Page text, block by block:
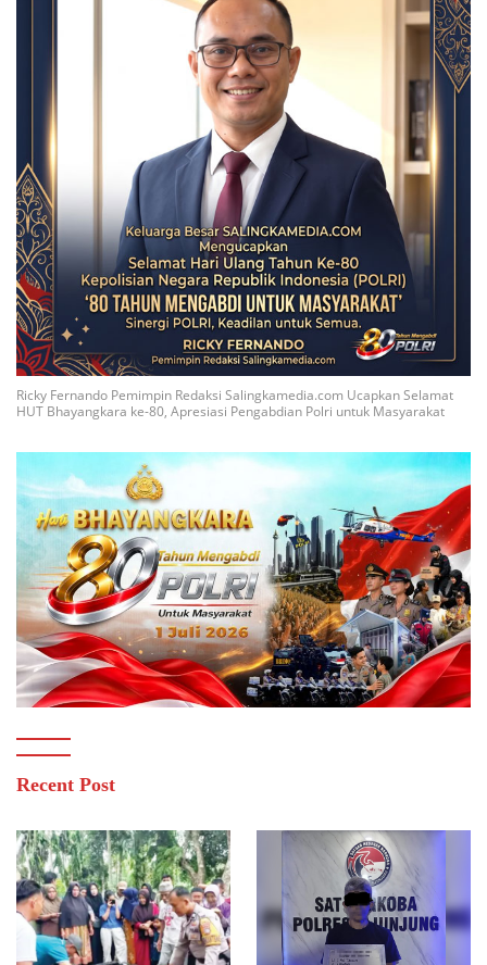
Ricky Fernando Pemimpin Redaksi Salingkamedia.com Ucapkan Selamat
HUT Bhayangkara ke-80, Apresiasi Pengabdian Polri untuk Masyarakat
Recent Post